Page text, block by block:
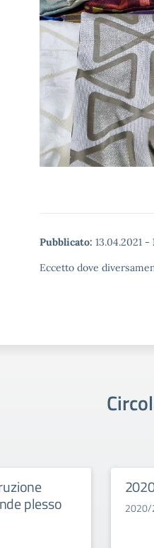
Pubblicato: 13.04.2021 -
Eccetto dove
plesso 2020/